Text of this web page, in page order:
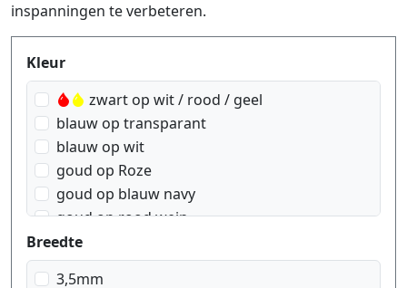
inspanningen te verbeteren.
Produktfilter
Kleur
zwart op wit / rood / geel
blauw op transparant
blauw op wit
goud op Roze
goud op blauw navy
goud op rood wein
goud op wit
goud op zwart
Breedte
3,5mm